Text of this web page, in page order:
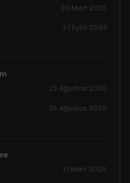
20 Mart 2025
27 Eylül 2024
25 Ağustos 2025
25 Ağustos 2025
31 Mart 2026